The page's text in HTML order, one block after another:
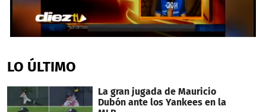
of
1
12
seconds
LO ÚLTIMO
La gran jugada de Mauricio
Dubón ante los Yankees en la